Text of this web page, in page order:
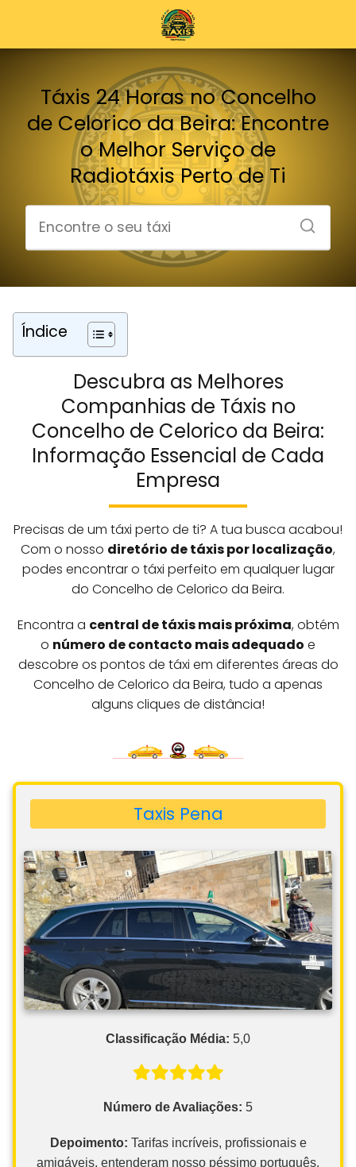
Táxis 24 Horas no Concelho
de Celorico da Beira: Encontre
o Melhor Serviço de
Radiotáxis Perto de Ti
Índice
Descubra as Melhores
Companhias de Táxis no
Concelho de Celorico da Beira:
Informação Essencial de Cada
Empresa
Precisas de um táxi perto de ti? A tua busca acabou!
Com o nosso diretório de táxis por localização,
podes encontrar o táxi perfeito em qualquer lugar
do Concelho de Celorico da Beira.
Encontra a central de táxis mais próxima, obtém
o número de contacto mais adequado e
descobre os pontos de táxi em diferentes áreas do
Concelho de Celorico da Beira, tudo a apenas
alguns cliques de distância!
Taxis Pena
Classificação Média: 5,0
Número de Avaliações: 5
Depoimento: Tarifas incríveis, profissionais e
amigáveis, entenderam nosso péssimo português.